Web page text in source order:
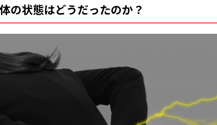
の状態はどうだったのか？